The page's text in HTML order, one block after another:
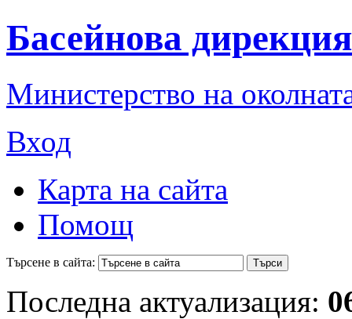
Басейнова
Министерство на
Вход
Карта на сайта
Помощ
Търсене в сайта:
Последна актуализация: